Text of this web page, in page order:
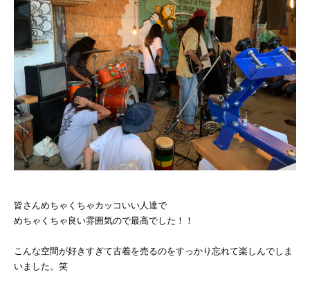
皆さんめちゃくちゃカッコいい人達で
めちゃくちゃ良い雰囲気ので最高でした！！
こんな空間が好きすぎて古着を売るのをすっかり忘れて楽しんでしま
いました。笑